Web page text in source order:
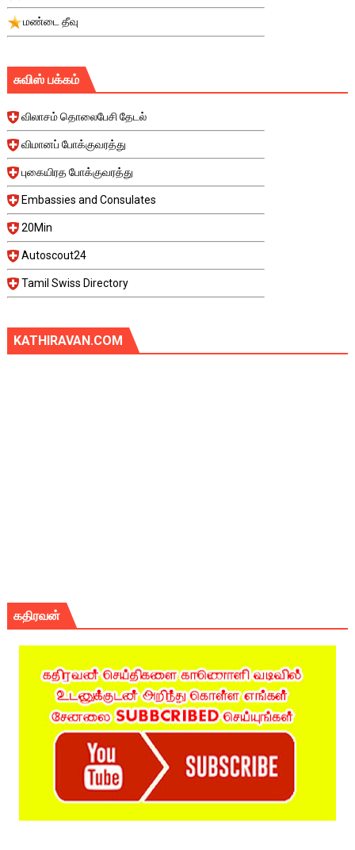
மண்டை தீவு
சுவிஸ் பக்கம்
விலாசம் தொலைபேசி தேடல்
விமானப் போக்குவரத்து
புகையிரத போக்குவரத்து
Embassies and Consulates
20Min
Autoscout24
Tamil Swiss Directory
KATHIRAVAN.COM
கதிரவன்